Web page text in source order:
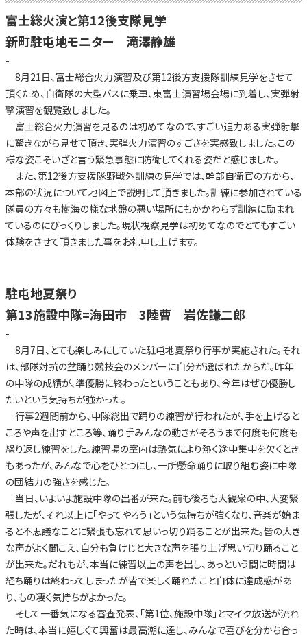
富士総火演と第12後支隊見学
新町駐屯地モニター 滝澤静雄
-
8月21日、富士総合火力演習及び第12後方支援隊訓練見学をさせて
頂くため、自衛隊の大型バスに乗車、東富士演習場会場に到着し、実弾射
撃演習を観覧致しました。
富士総合火力演習を見るのは初めてなので、すごい迫力ある実弾射撃
に驚きながら見せて頂き、実弾火力演習のすごさを実感致しました。この
様な姿こそいざと言う緊急事態に防衛してくれる姿だと感じました。
また、第12後方支援隊野戦外訓練の見学では、幹部自衛官の方から、
本部の状況について地図上で説明して頂きました。訓練に参加されている
隊員の方々も樹海の様な地盤の悪い場所にもかかわらず訓練に励まれ
ているのにびっくりしました。現状視察見学は初めてなのでとてもすごい
体験をさせて頂きました事をお礼申し上げます。
駐屯地夏祭り
第13施設中隊=海田市 3陸曹 岩佐謙二郎
-
8月7日、とても楽しみにしていた駐屯地夏祭り行事が実施された。それ
は、部隊対抗の盆踊り競技会のメンバーに自分が選ばれたからだ。昨年
の中隊の成績が、準優勝に終わったということもあり、今年はぜひ優勝し
たいという気持ちが強かった。
行事2週間前から、中隊総出で踊りの練習が行われたが、手を上げると
ころや声を出すところ等、踊り手みんなの動きがそろうまで何度も何度も
繰り返し練習をした。練習場の室内は熱気により熱く途中集中を欠くとき
もあったが、みんなで心をひとつにし、一所懸命踊りに取り組む姿に中隊
の団結力の強さを感じた。
当日、いよいよ施設中隊の出番が来た。前も後ろも大観衆の中、大変緊
張したが、それ以上に「やってやろう」という気持ちが強くなり、音楽が始ま
ると不思議なことに緊張も忘れて思いっ切り踊ることが出来た。皆の大き
な声がよく聞こえ、自分も負けじと大きな声を張り上げ思い切り踊ること
が出来た。だれもが、本当に練習以上の声を出し、あっという間に時間は
経ち踊りは終わってしまったが皆で楽しく踊れたこと自体に達成感があ
り、もの凄く気持ちがよかった。
そして一番気になる審査発表、「第1位、施設中隊」とマイク放送が流れ
た時は、本当に嬉しくて興奮は最高潮に達し、みんなで喜びを分かち合っ